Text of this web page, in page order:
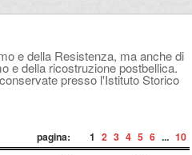
e della Resistenza, ma anche di
e della ricostruzione postbellica.
presso l'Istituto Storico
pagina: 1 2 3 4 5 6 ... 10